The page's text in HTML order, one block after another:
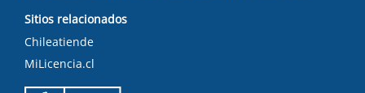
Sitios relacionados
Chileatiende
MiLicencia.cl